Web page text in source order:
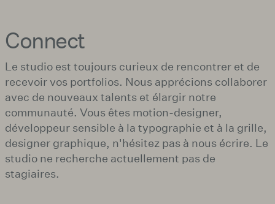
Connect
Le studio est toujours curieux de rencontrer et de
recevoir vos portfolios. Nous apprécions collaborer
avec de nouveaux talents et élargir notre
communauté. Vous êtes motion-designer,
développeur sensible à la typographie et à la grille,
designer graphique, n'hésitez pas à nous écrire. Le
studio ne recherche actuellement pas de
stagiaires.